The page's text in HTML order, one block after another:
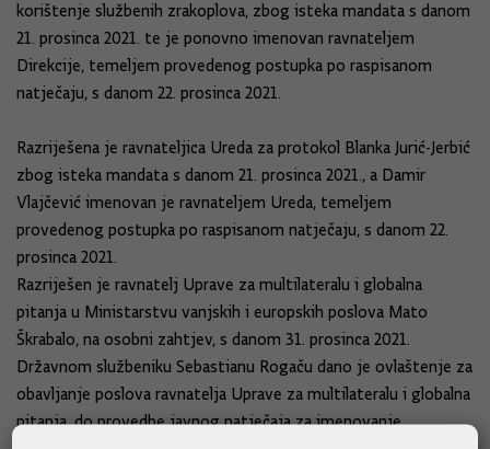
korištenje službenih zrakoplova, zbog isteka mandata s danom
21. prosinca 2021. te je ponovno imenovan ravnateljem
Direkcije, temeljem provedenog postupka po raspisanom
natječaju, s danom 22. prosinca 2021.
Razriješena je ravnateljica Ureda za protokol Blanka Jurić-Jerbić
zbog isteka mandata s danom 21. prosinca 2021., a Damir
Vlajčević imenovan je ravnateljem Ureda, temeljem
provedenog postupka po raspisanom natječaju, s danom 22.
prosinca 2021.
Razriješen je ravnatelj Uprave za multilateralu i globalna
pitanja u Ministarstvu vanjskih i europskih poslova Mato
Škrabalo, na osobni zahtjev, s danom 31. prosinca 2021.
Državnom službeniku Sebastianu Rogaču dano je ovlaštenje za
obavljanje poslova ravnatelja Uprave za multilateralu i globalna
pitanja, do provedbe javnog natječaja za imenovanje